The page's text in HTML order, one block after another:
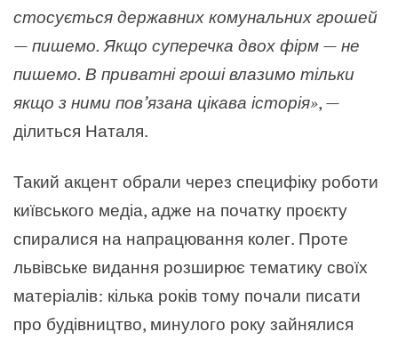
стосується державних комунальних грошей
— пишемо. Якщо суперечка двох фірм — не
пишемо. В приватні гроші влазимо тільки
якщо з ними пов’язана цікава історія», —
ділиться Наталя.
Такий акцент обрали через специфіку роботи
київського медіа, адже на початку проєкту
спиралися на напрацювання колег. Проте
львівське видання розширює тематику своїх
матеріалів: кілька років тому почали писати
про будівництво, минулого року зайнялися